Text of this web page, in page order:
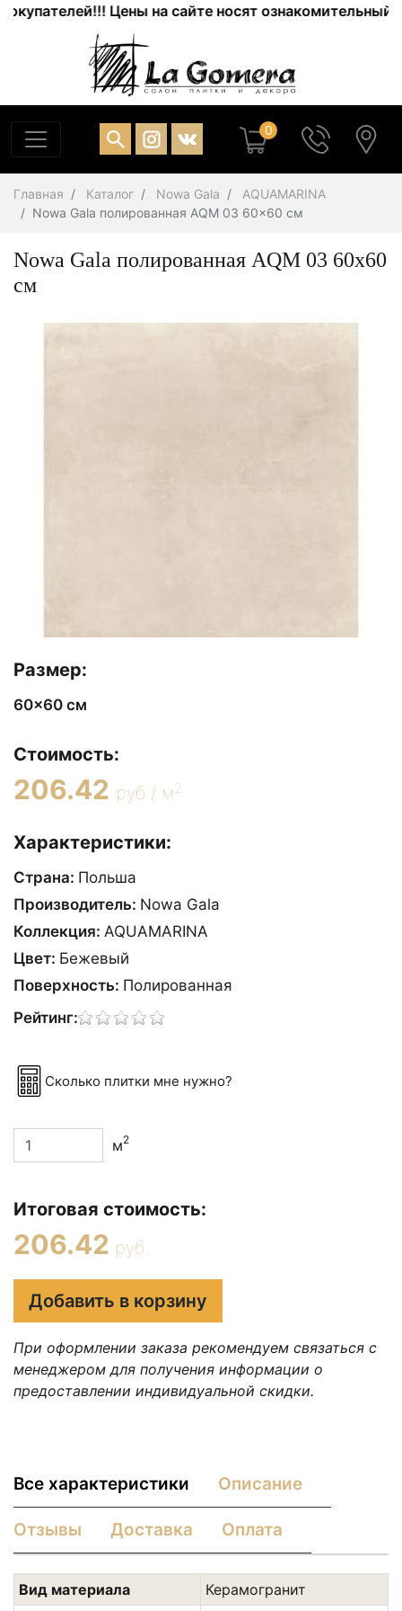
Цены на сайте носят ознакомительный
0
Главная Каталог Nowa Gala
AQUAMARINA
Nowa Gala полированная AQM 03 60x60 см
Nowa Gala полированная AQM 03 60x60
см
Размер:
60x60 см
Стоимость:
206.42 руб / м2
Характеристики:
Страна: Польша
Производитель: Nowa Gala
Коллекция: AQUAMARINA
Цвет: Бежевый
Поверхность: Полированная
Рейтинг:
Сколько плитки мне нужно?
м2
Итоговая стоимость:
206.42 руб.
Добавить в корзину
При оформлении заказа рекомендуем связаться с
менеджером для получения информации о
предоставлении индивидуальной скидки.
Все характеристики Описание
Отзывы Доставка Оплата
Вид материала Керамогранит